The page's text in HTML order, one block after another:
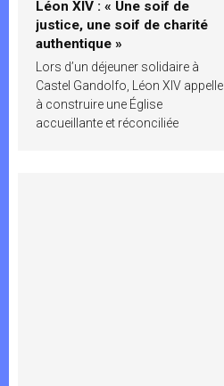
Léon XIV : « Une soif de
justice, une soif de charité
authentique »
Lors d’un déjeuner solidaire à
Castel Gandolfo, Léon XIV appelle
à construire une Église
accueillante et réconciliée